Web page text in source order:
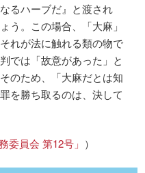
るハーブだ』と渡され
う。この場合、「大麻」
れが法に触れる類の物で
では「故意があった」と
のため、「大麻だとは知
を勝ち取るのは、決して
委員会 第12号」 ）